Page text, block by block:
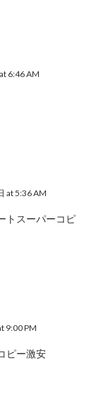
6:46 AM
at 5:36 AM
トスーパーコピ
9:00 PM
ピー激安